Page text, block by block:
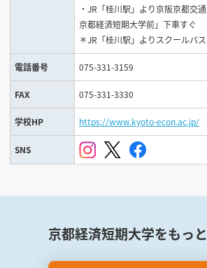
・JR「桂川駅」より京阪京都交
京都経済短期大学前」下車すぐ
＊JR「桂川駅」よりスクールバ
電話番号 075-331-3159
FAX 075-331-3330
学校HP https://www.kyoto-econ.ac.jp/
SNS
京都経済短期大学をもっ